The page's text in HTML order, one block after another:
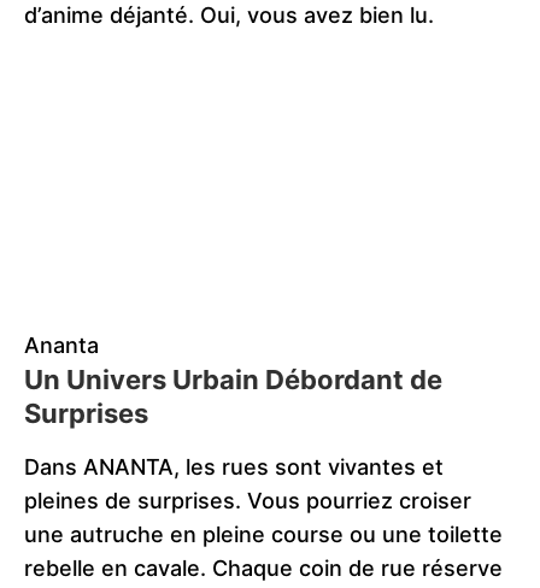
d’anime déjanté. Oui, vous avez bien lu.
Ananta
Un Univers Urbain Débordant de
Surprises
Dans ANANTA, les rues sont vivantes et
pleines de surprises. Vous pourriez croiser
une autruche en pleine course ou une toilette
rebelle en cavale. Chaque coin de rue réserve